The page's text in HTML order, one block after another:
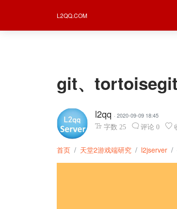
L2QQ.COM
git、
l2qq · 2020-09-09 18:45
字数 25 评论 0
首页 天堂2游戏端研究 l2jserver